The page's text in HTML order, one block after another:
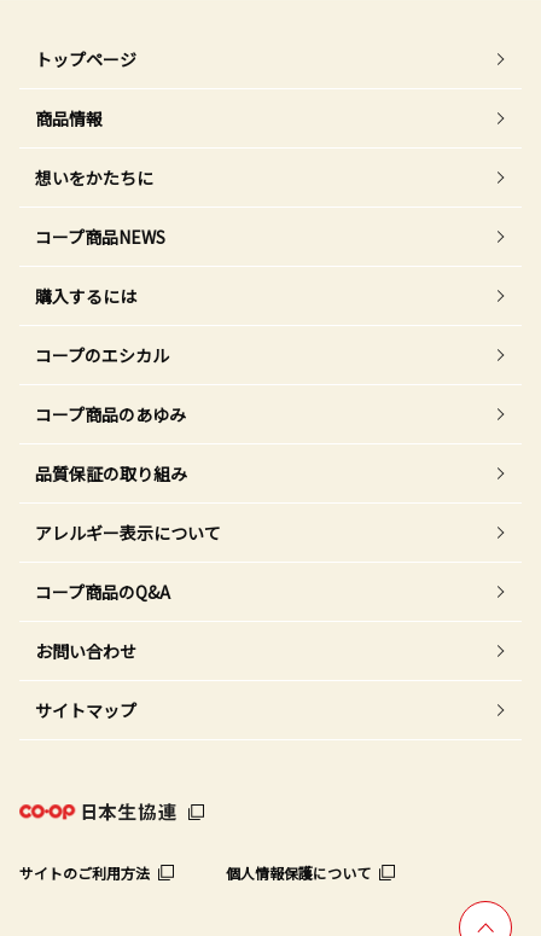
トップページ
商品情報
想いをかたちに
コープ商品NEWS
購入するには
コープのエシカル
コープ商品のあゆみ
品質保証の取り組み
アレルギー表示について
コープ商品のQ&A
お問い合わせ
サイトマップ
サイトのご利用方法 個人情報保護について